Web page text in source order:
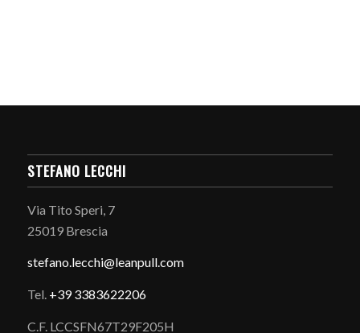
STEFANO LECCHI
Via Tito Speri, 7
25019 Brescia
stefano.lecchi@leanpull.com
Tel. +39 3383622206
C.F. LCCSFN67T29F205H